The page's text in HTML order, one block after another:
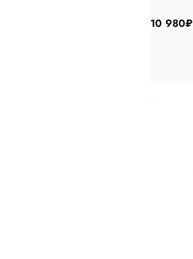
10 980₽